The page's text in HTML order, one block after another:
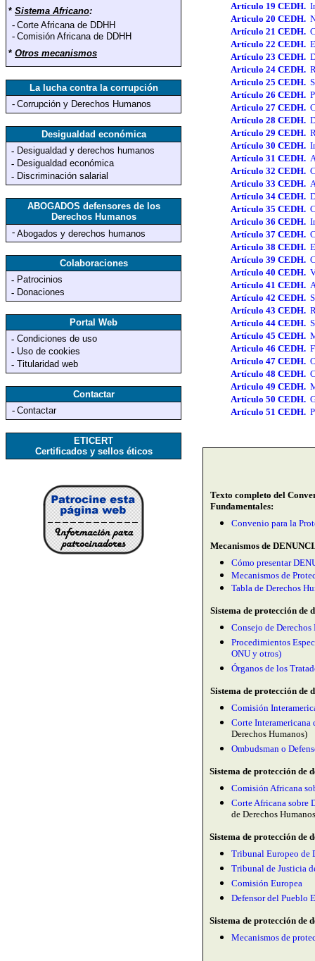
* Sistema Africano:
- Corte Africana de DDHH
- Comisión Africana de DDHH
* Otros mecanismos
La lucha contra la corrupción
- Corrupción y Derechos Humanos
Desigualdad económica
- Desigualdad y derechos humanos
- Desigualdad económica
- Discriminación salarial
ABOGADOS defensores de los
Derechos Humanos
- Abogados y derechos humanos
Colaboraciones
- Patrocinios
- Donaciones
Portal Web
- Condiciones de uso
- Uso de cookies
- Titularidad web
Contactar
- Contactar
ETICERT
Certificados y sellos éticos
Artículo 19 CEDH.
Articulo 20 CEDH.
Artículo 21 CEDH.
Artículo 22 CEDH.
Artículo 23 CEDH.
Articulo 24 CEDH.
Articulo 25 CEDH.
Artículo 26 CEDH.
Articulo 27 CEDH.
Artículo 28 CEDH.
Artículo 29 CEDH.
Artículo 30 CEDH.
Artículo 31 CEDH.
Artículo 32 CEDH.
Articulo 33 CEDH.
Artículo 34 CEDH.
Artículo 35 CEDH.
Articulo 36 CEDH.
Artículo 37 CEDH.
Articulo 38 CEDH.
Artículo 39 CEDH.
Artículo 40 CEDH.
Artículo 41 CEDH.
Artículo 42 CEDH.
Artículo 43 CEDH.
Artículo 44 CEDH.
Artículo 45 CEDH.
Articulo 46 CEDH.
Artículo 47 CEDH.
Artículo 48 CEDH.
Articulo 49 CEDH.
Artículo 50 CEDH.
Artículo 51 CEDH.
Texto completo del
Fundamentales:
Convenio para la
Mecanismos de
Cómo presentar
Mecanismos de
Tabla de Derechos
Sistema de protección de
Consejo de
Procedimientos
ONU y otros)
Órganos de los
Sistema de protección de
Comisión
Corte Interamericana
Derechos Humanos)
Ombudsman o
Sistema de protección de
Comisión Africana
Corte Africana sobre
de Derechos
Sistema de protección de
Tribunal Europeo de
Tribunal de Justicia
Comisión Europea
Defensor del Pueblo
Sistema de protección de
Mecanismos de